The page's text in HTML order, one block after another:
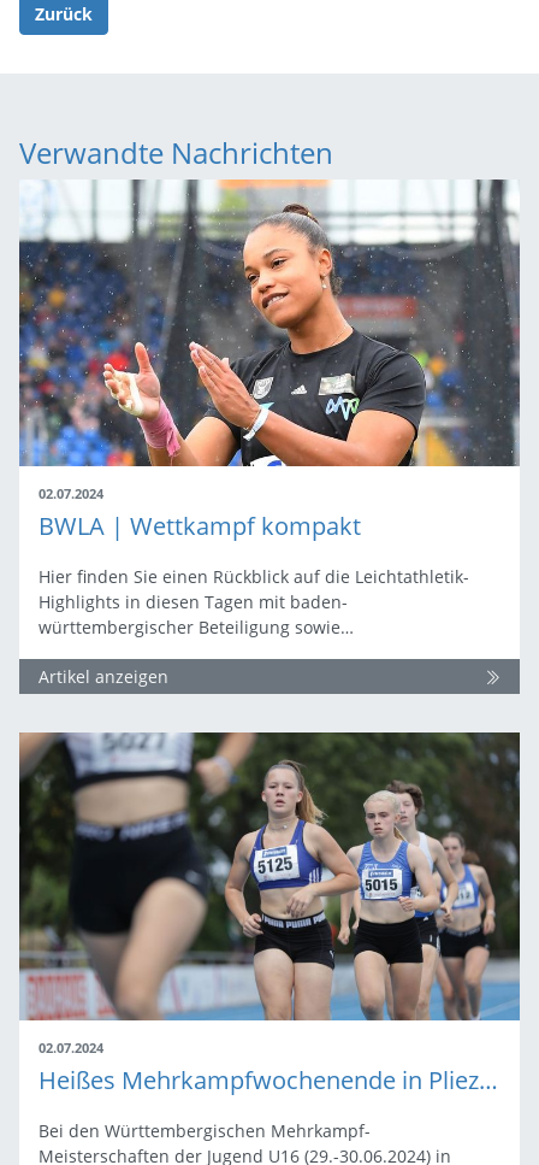
Zurück
Verwandte Nachrichten
02.07.2024
BWLA | Wettkampf kompakt
Hier finden Sie einen Rückblick auf die Leichtathletik-
Highlights in diesen Tagen mit baden-
württembergischer Beteiligung sowie…
Artikel anzeigen
02.07.2024
Heißes Mehrkampfwochenende in Pliezhausen mit Bestleistungen und spannenden Entscheidungen
Bei den Württembergischen Mehrkampf-
Meisterschaften der Jugend U16 (29.-30.06.2024) in